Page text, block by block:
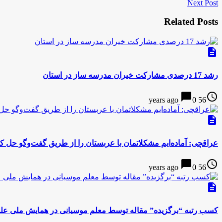
Next Post
Related Posts
description
رشد 17 درصدی مشارکت خیران مدرسه ساز در استان
access_time
56 years ago
chat_bubble0
description
عراقچی: آماده‌ایم مشکلاتمان با عربستان را از طریق گفت‌وگو حل
access_time
56 years ago
chat_bubble0
description
کسب رتبه “برگزیده” مقاله توسط معلم موسیانی در همایش ملی